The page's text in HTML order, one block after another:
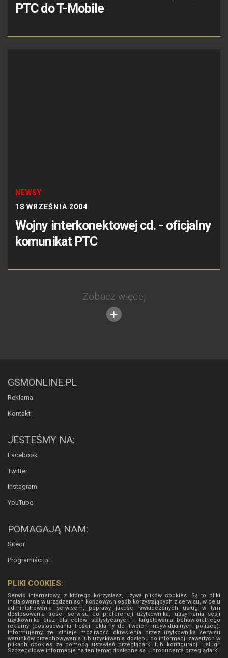
PTC do T-Mobile
NEWSY
18 WRZEŚNIA 2004
Wojny interkonektowej cd. - oficjalny
komunikat PTC
Zobacz więcej
GSMONLINE.PL
Reklama
Kontakt
JESTEŚMY NA:
Facebook
Twitter
Instagram
YouTube
POMAGAJĄ NAM:
Siteor
Programiści.pl
PLIKI COOKIES:
Serwis internetowy, z którego korzystasz, używa plików cookies. Są to pliki
instalowane w urządzeniach końcowych osób korzystających z serwisu, w celu
administrowania serwisem, poprawy jakości świadczonych usług w tym
dostosowania treści serwisu do preferencji użytkownika, utrzymania sesji
użytkownika oraz dla celów statystycznych i targetowania behawioralnego
reklamy (dostosowania treści reklamy do Twoich indywidualnych potrzeb).
Informujemy, że istnieje możliwość określenia przez użytkownika serwisu
warunków przechowywania lub uzyskiwania dostępu do informacji zawartych w
plikach cookies za pomocą ustawień przeglądarki lub konfiguracji usługi.
Szczegółowe informacje na ten temat dostępne są u producenta przeglądarki.